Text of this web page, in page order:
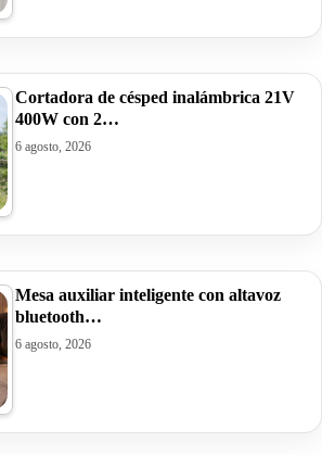
Cortadora de césped inalámbrica 21V
400W con 2…
6 agosto, 2026
Mesa auxiliar inteligente con altavoz
bluetooth…
6 agosto, 2026